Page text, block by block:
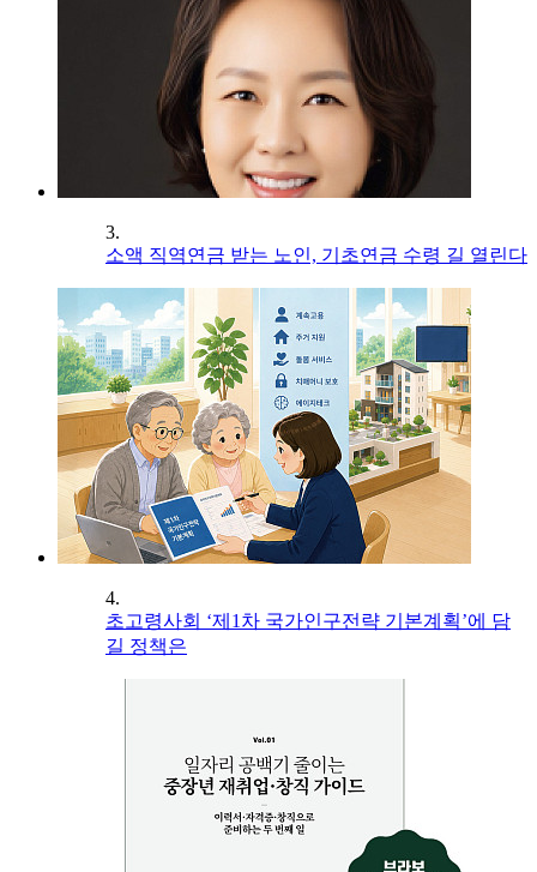
3.
소액 직역연금 받는 노인, 기초연금 수령 길 열린다
4.
초고령사회 ‘제1차 국가인구전략 기본계획’에 담
길 정책은